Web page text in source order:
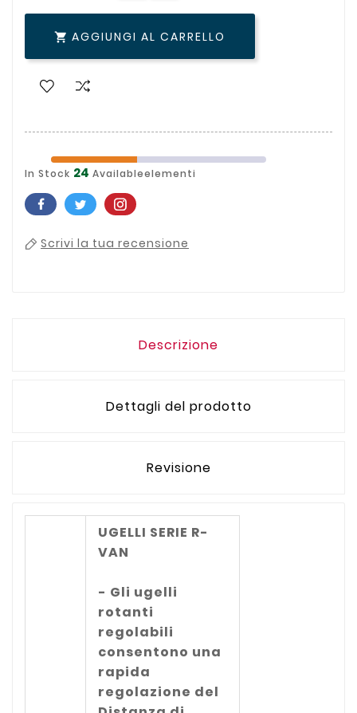
 AGGIUNGI AL CARRELLO
In Stock 24 Availableelementi
Scrivi la tua recensione
Descrizione
Dettagli del prodotto
Revisione
UGELLI SERIE R-
VAN
- Gli ugelli
rotanti
regolabili
consentono una
rapida
regolazione del